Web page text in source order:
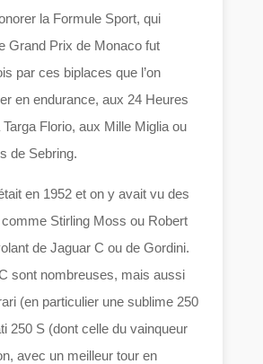
la Formule Sport, qui
Grand Prix de Monaco fut
par ces biplaces que l’on
en endurance, aux 24 Heures
Florio, aux Mille Miglia ou
de Sebring.
en 1952 et on y avait vu des
Stirling Moss ou Robert
de Jaguar C ou de Gordini.
sont nombreuses, mais aussi
(en particulier une sublime 250
250 S (dont celle du vainqueur
avec un meilleur tour en